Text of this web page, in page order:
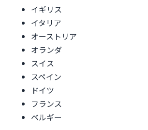
イギリス
イタリア
オーストリア
オランダ
スイス
スペイン
ドイツ
フランス
ベルギー